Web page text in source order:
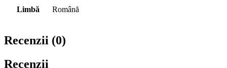
Limbă Română
Recenzii (0)
Recenzii